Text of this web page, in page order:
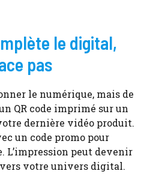
le digital,
pas
le numérique, mais de
QR code imprimé sur un
dernière vidéo produit.
un code promo pour
L’impression peut devenir
votre univers digital.